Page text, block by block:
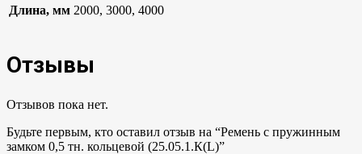
Длина, мм 2000, 3000, 4000
Отзывы
Отзывов пока нет.
Будьте первым, кто оставил отзыв на “Ремень с пружинным
замком 0,5 тн. кольцевой (25.05.1.К(L)”